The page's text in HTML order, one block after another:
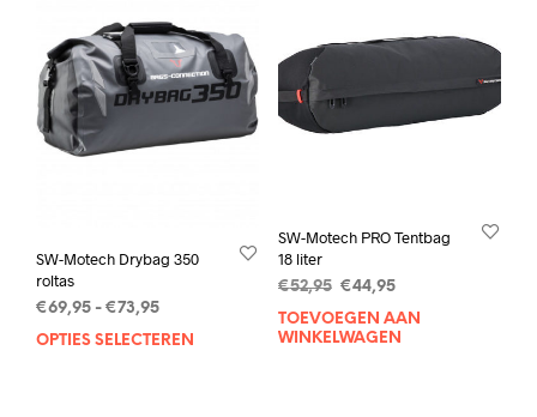
SW-Motech Drybag 350
roltas
€69,95 - €73,95Prijsklasse:
€69,95
OPTIES SELECTEREN
Dit
SW-Motech PRO Tentbag
18 liter
€52,95 Oorspronkelijke
was:
€44,95Huidige
is:
TOEVOEGEN AAN
WINKELWAGEN